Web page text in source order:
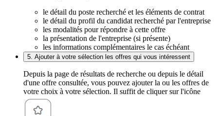
le détail du poste recherché et les éléments de contrat
le détail du profil du candidat recherché par l'entreprise
les modalités pour répondre à cette offre
la présentation de l'entreprise (si présente)
les informations complémentaires le cas échéant
5. Ajouter à votre sélection les offres qui vous intéressent
Depuis la page de résultats de recherche ou depuis le détail
d'une offre consultée, vous pouvez ajouter la ou les offres de
votre choix à votre sélection. Il suffit de cliquer sur l'icône